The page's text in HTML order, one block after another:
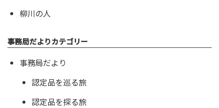
柳川の人
事務局だよりカテゴリー
事務局だより
認定品を巡る旅
認定品を探る旅